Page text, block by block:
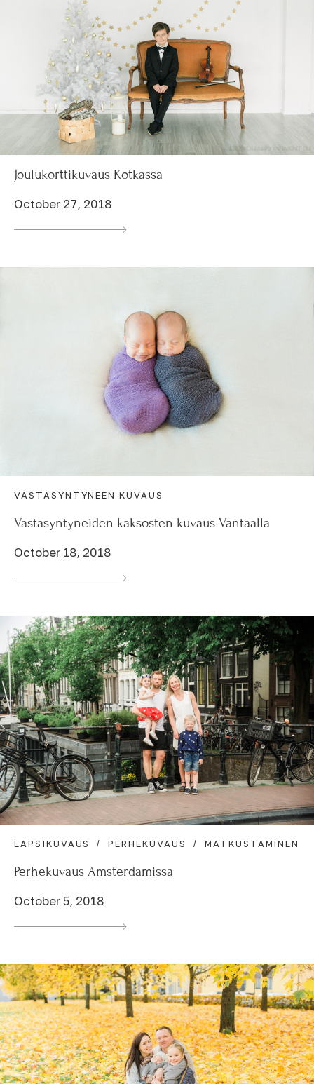
Joulukorttikuvaus Kotkassa
October 27, 2018
VASTASYNTYNEEN KUVAUS
Vastasyntyneiden kaksosten kuvaus Vantaalla
October 18, 2018
LAPSIKUVAUS PERHEKUVAUS MATKUSTAMINEN
Perhekuvaus Amsterdamissa
October 5, 2018